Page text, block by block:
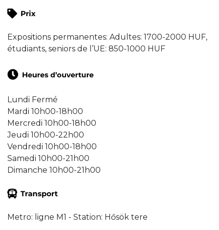
Expositions permanentes: Adultes: 1700-2000 HUF,
étudiants, seniors de l’UE: 850-1000 HUF
Lundi Fermé
Mardi 10h00-18h00
Mercredi 10h00-18h00
Jeudi 10h00-22h00
Vendredi 10h00-18h00
Samedi 10h00-21h00
Dimanche 10h00-21h00
Metro: ligne M1 - Station: Hősök tere